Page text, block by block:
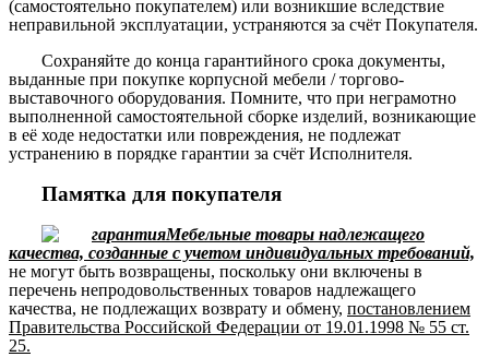
(самостоятельно покупателем) или возникшие вследствие
неправильной эксплуатации, устраняются за счёт Покупателя.
Сохраняйте до конца гарантийного срока документы,
выданные при покупке корпусной мебели / торгово-
выставочного оборудования. Помните, что при неграмотно
выполненной самостоятельной сборке изделий, возникающие
в её ходе недостатки или повреждения, не подлежат
устранению в порядке гарантии за счёт Исполнителя.
Памятка для покупателя
Мебельные товары надлежащего
качества, созданные с учетом индивидуальных требований,
не могут быть возвращены, поскольку они включены в
перечень непродовольственных товаров надлежащего
качества, не подлежащих возврату и обмену, постановлением
Правительства Российской Федерации от 19.01.1998 № 55 ст.
25.